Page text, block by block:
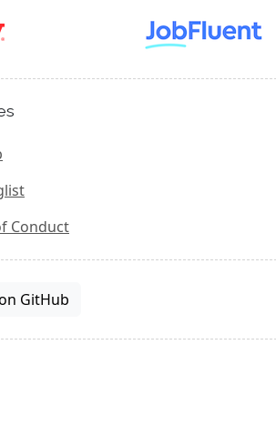
Conduct
GitHub